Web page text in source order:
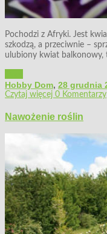
Pochodzi z Afryki. Jest
szkodzą, a przeciwnie –
ulubiony kwiat balkonowy,
Hobby Dom, 28 grudnia
Czytaj więcej 0 Komentarzy
Nawożenie roślin